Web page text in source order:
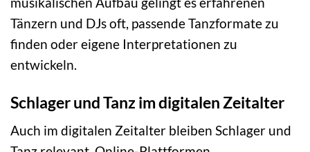
Tänzern und DJs oft, passende Tanzformate zu
finden oder eigene Interpretationen zu
entwickeln.
Schlager und Tanz im digitalen Zeitalter
Auch im digitalen Zeitalter bleiben Schlager und